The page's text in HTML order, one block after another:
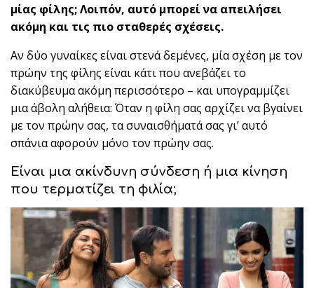
μίας φίλης; Λοιπόν, αυτό μπορεί να απειλήσει
ακόμη και τις πιο σταθερές σχέσεις.
Αν δύο γυναίκες είναι στενά δεμένες, μία σχέση με τον
πρώην της φίλης είναι κάτι που ανεβάζει το
διακύβευμα ακόμη περισσότερο – και υπογραμμίζει
μια άβολη αλήθεια: Όταν η φίλη σας αρχίζει να βγαίνει
με τον πρώην σας, τα συναισθήματά σας γι’ αυτό
σπάνια αφορούν μόνο τον πρώην σας.
Είναι μια ακίνδυνη σύνδεση ή μια κίνηση
που τερματίζει τη φιλία;